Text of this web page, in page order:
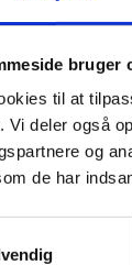
bruger
til at
Vi deler også
og
de har